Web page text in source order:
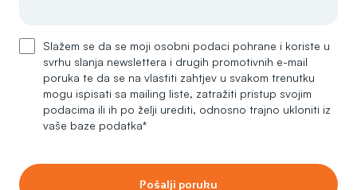
Slažem se da se moji osobni podaci pohrane i koriste u
svrhu slanja newslettera i drugih promotivnih e-mail
poruka te da se na vlastiti zahtjev u svakom trenutku
mogu ispisati sa mailing liste, zatražiti pristup svojim
podacima ili ih po želji urediti, odnosno trajno ukloniti iz
vaše baze podatka*
Pošalji poruku